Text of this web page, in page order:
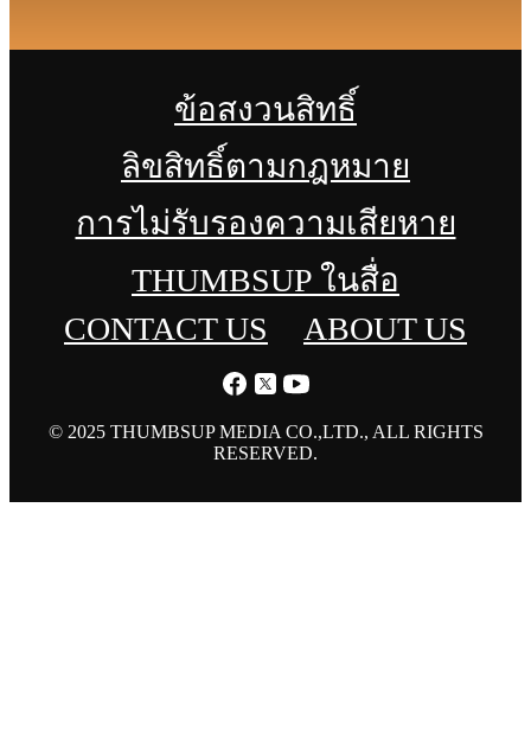
ข้อสงวนสิทธิ์
ลิขสิทธิ์ตามกฎหมาย
การไม่รับรองความเสียหาย
THUMBSUP ในสื่อ
CONTACT US
ABOUT US
© 2025 THUMBSUP MEDIA CO.,LTD., ALL RIGHTS
RESERVED.